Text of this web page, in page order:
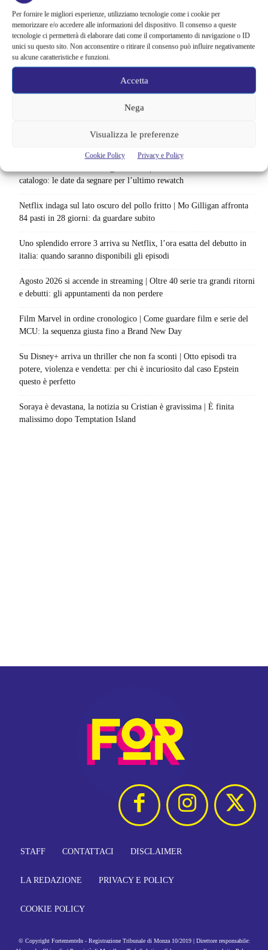
Per fornire le migliori esperienze, utilizziamo tecnologie come i cookie per
memorizzare e/o accedere alle informazioni del dispositivo. Il consenso a queste
tecnologie ci permetterà di elaborare dati come il comportamento di navigazione o ID
unici su questo sito. Non acconsentire o ritirare il consenso può influire negativamente
su alcune caratteristiche e funzioni.
Accetta
Nega
Visualizza le preferenze
Cookie Policy Privacy e Policy
catalogo: le date da segnare per l’ultimo rewatch
Netflix indaga sul lato oscuro del pollo fritto | Mo Gilligan affronta
84 pasti in 28 giorni: da guardare subito
Uno splendido errore 3 arriva su Netflix, l’ora esatta del debutto in
italia: quando saranno disponibili gli episodi
Agosto 2026 si accende in streaming | Oltre 40 serie tra grandi ritorni
e debutti: gli appuntamenti da non perdere
Film Marvel in ordine cronologico | Come guardare film e serie del
MCU: la sequenza giusta fino a Brand New Day
Su Disney+ arriva un thriller che non fa sconti | Otto episodi tra
potere, violenza e vendetta: per chi è incuriosito dal caso Epstein
questo è perfetto
Soraya è devastana, la notizia su Cristian è gravissima | È finita
malissimo dopo Temptation Island
STAFF CONTATTACI DISCLAIMER
LA REDAZIONE PRIVACY E POLICY
COOKIE POLICY
© Copyright FortementeIn - Registrazione Tribunale di Monza 10/2019 | Direttore responsabile: